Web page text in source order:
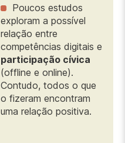
Poucos estudos
exploram a possível
relação entre
competências digitais e
participação cívica
(offline e online).
Contudo, todos o que
o fizeram encontram
uma relação positiva.